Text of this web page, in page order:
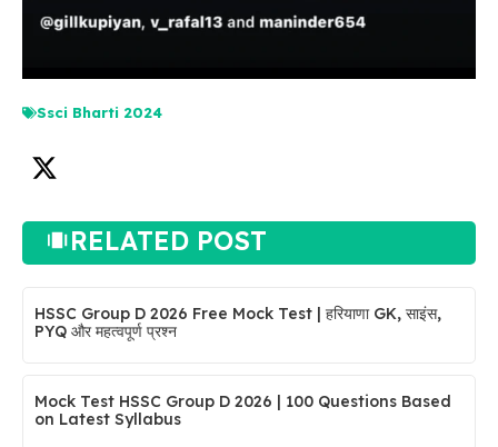
Ssci Bharti 2024
RELATED POST
HSSC Group D 2026 Free Mock Test | हरियाणा GK, साइंस,
PYQ और महत्वपूर्ण प्रश्न
Mock Test HSSC Group D 2026 | 100 Questions Based
on Latest Syllabus